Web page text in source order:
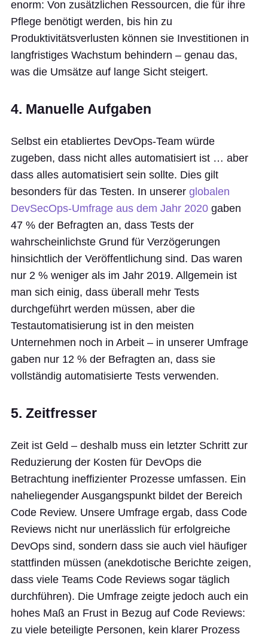
enorm: Von zusätzlichen Ressourcen, die für ihre
Pflege benötigt werden, bis hin zu
Produktivitätsverlusten können sie Investitionen in
langfristiges Wachstum behindern – genau das,
was die Umsätze auf lange Sicht steigert.
4. Manuelle Aufgaben
Selbst ein etabliertes DevOps-Team würde
zugeben, dass nicht alles automatisiert ist … aber
dass alles automatisiert sein sollte. Dies gilt
besonders für das Testen. In unserer globalen
DevSecOps-Umfrage aus dem Jahr 2020 gaben
47 % der Befragten an, dass Tests der
wahrscheinlichste Grund für Verzögerungen
hinsichtlich der Veröffentlichung sind. Das waren
nur 2 % weniger als im Jahr 2019. Allgemein ist
man sich einig, dass überall mehr Tests
durchgeführt werden müssen, aber die
Testautomatisierung ist in den meisten
Unternehmen noch in Arbeit – in unserer Umfrage
gaben nur 12 % der Befragten an, dass sie
vollständig automatisierte Tests verwenden.
5. Zeitfresser
Zeit ist Geld – deshalb muss ein letzter Schritt zur
Reduzierung der Kosten für DevOps die
Betrachtung ineffizienter Prozesse umfassen. Ein
naheliegender Ausgangspunkt bildet der Bereich
Code Review. Unsere Umfrage ergab, dass Code
Reviews nicht nur unerlässlich für erfolgreiche
DevOps sind, sondern dass sie auch viel häufiger
stattfinden müssen (anekdotische Berichte zeigen,
dass viele Teams Code Reviews sogar täglich
durchführen). Die Umfrage zeigte jedoch auch ein
hohes Maß an Frust in Bezug auf Code Reviews:
zu viele beteiligte Personen, kein klarer Prozess